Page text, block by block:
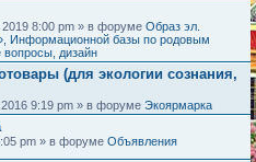
2019 8:00 pm » в форуме Образ эл.
Информационной базы по родовым
вопросы, дизайн
(для экологии сознания,
9:19 pm » в форуме Экоярмарка
pm » в форуме Объявления